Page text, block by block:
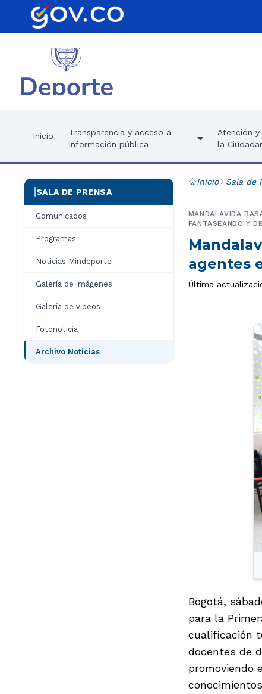
Inicio
Transparencia y acceso a
información pública
Atención y
la
SALA DE PRENSA
Comunicados
Programas
Noticias Mindeporte
Galería de imágenes
Galería de videos
Fotonoticia
Archivo Noticias
Inicio Sala de
agentes
MANDALAVIDA
FANTASEANDO Y
Última
Bogotá,
para la
cualificación
docentes de
promoviendo